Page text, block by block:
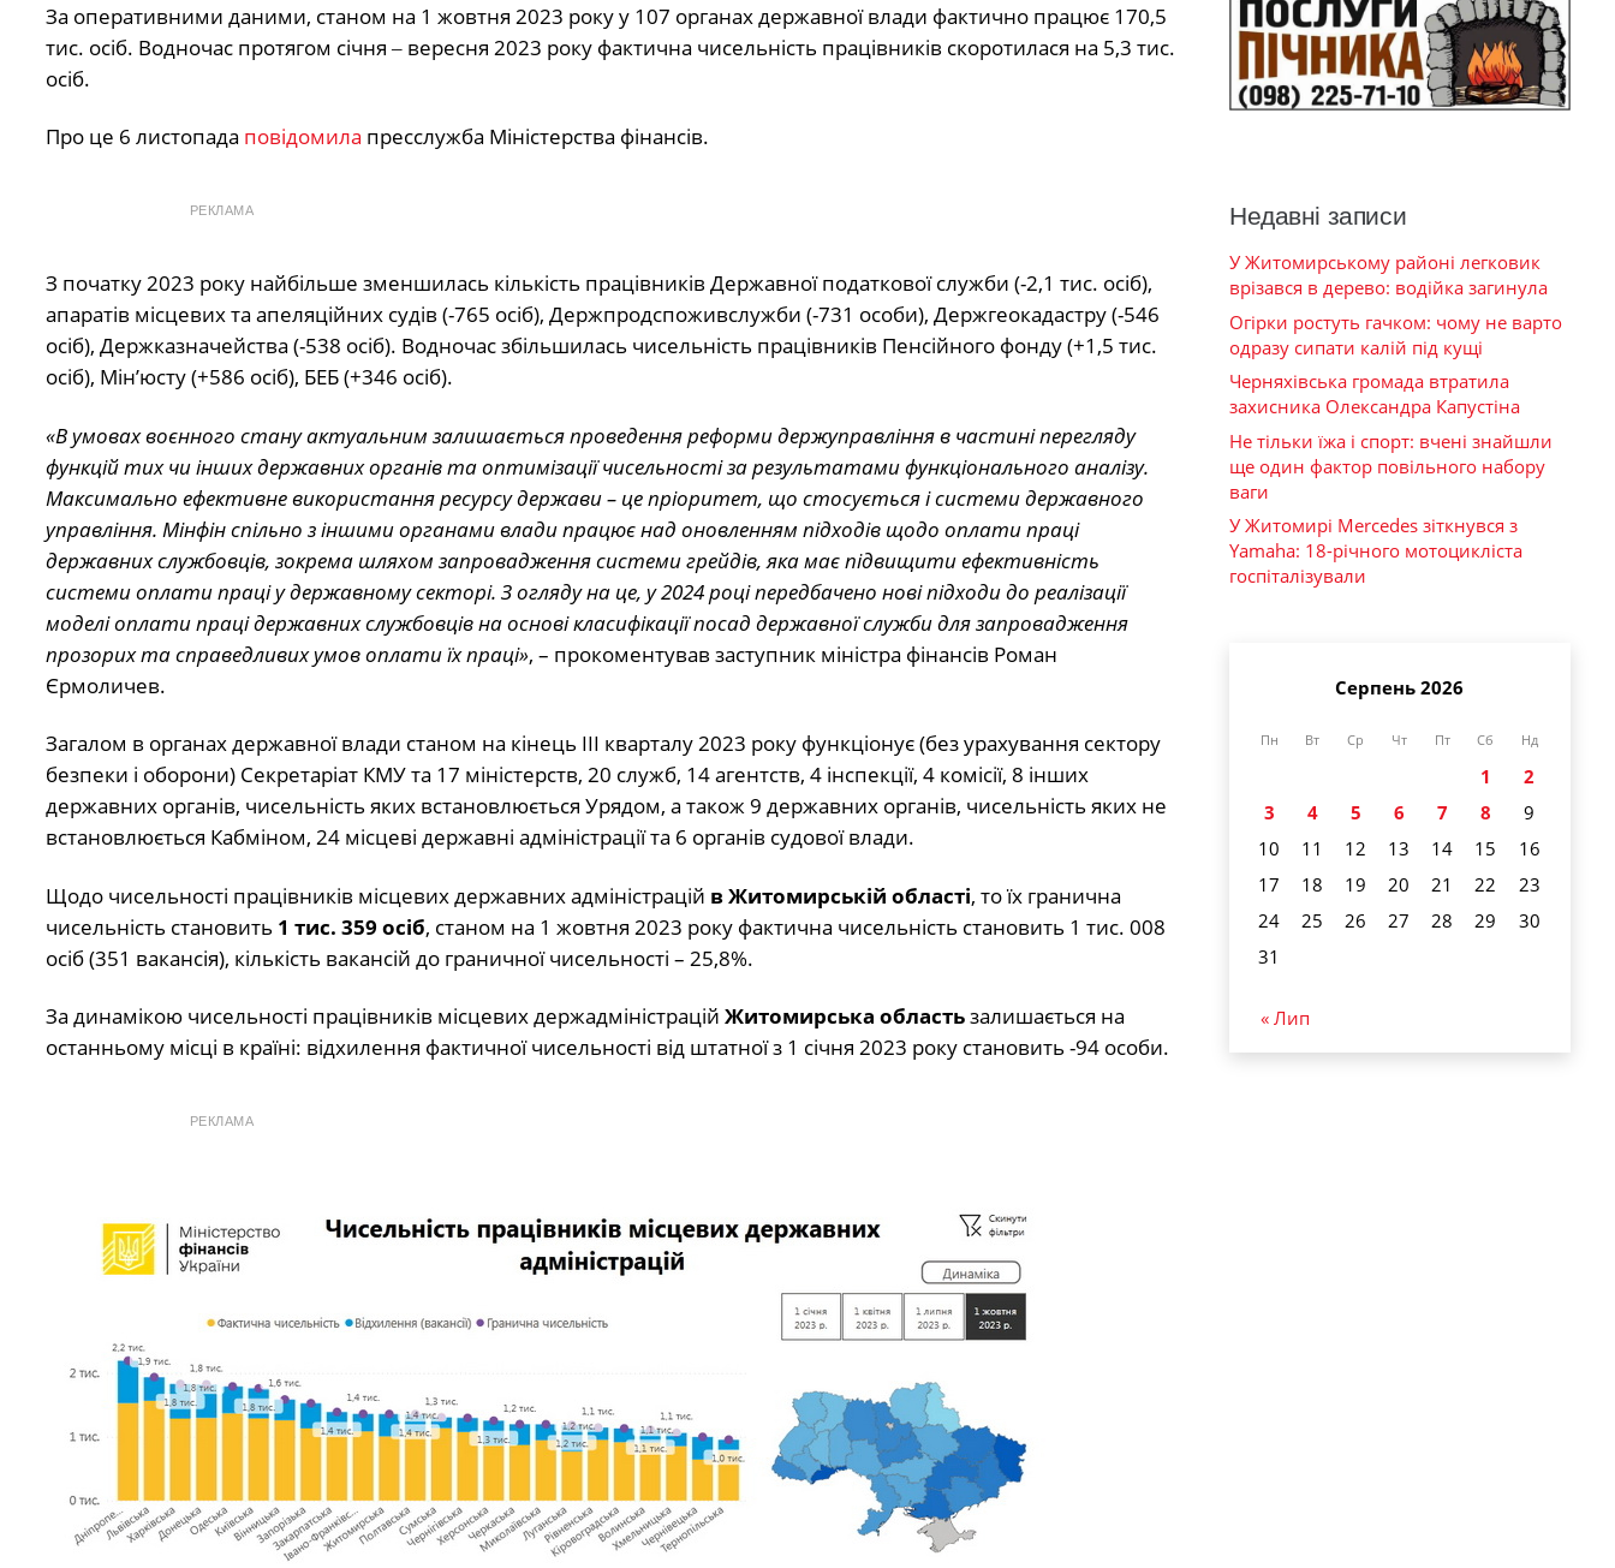
За оперативними даними, станом на 1 жовтня 2023 року у 107 органах державної влади фактично працює 170,5
тис. осіб. Водночас протягом січня ‒ вересня 2023 року фактична чисельність працівників скоротилася на 5,3 тис.
осіб.
Про це 6 листопада повідомила пресслужба Міністерства фінансів.
РЕКЛАМА
З початку 2023 року найбільше зменшилась кількість працівників Державної податкової служби (-2,1 тис. осіб),
апаратів місцевих та апеляційних судів (-765 осіб), Держпродспоживслужби (-731 особи), Держгеокадастру (-546
осіб), Держказначейства (-538 осіб). Водночас збільшилась чисельність працівників Пенсійного фонду (+1,5 тис.
осіб), Мін’юсту (+586 осіб), БЕБ (+346 осіб).
«В умовах воєнного стану актуальним залишається проведення реформи держуправління в частині перегляду
функцій тих чи інших державних органів та оптимізації чисельності за результатами функціонального аналізу.
Максимально ефективне використання ресурсу держави – це пріоритет, що стосується і системи державного
управління. Мінфін спільно з іншими органами влади працює над оновленням підходів щодо оплати праці
державних службовців, зокрема шляхом запровадження системи грейдів, яка має підвищити ефективність
системи оплати праці у державному секторі. З огляду на це, у 2024 році передбачено нові підходи до реалізації
моделі оплати праці державних службовців на основі класифікації посад державної служби для запровадження
прозорих та справедливих умов оплати їх праці», – прокоментував заступник міністра фінансів Роман
Єрмоличев.
Загалом в органах державної влади станом на кінець ІІІ кварталу 2023 року функціонує (без урахування сектору
безпеки і оборони) Секретаріат КМУ та 17 міністерств, 20 служб, 14 агентств, 4 інспекції, 4 комісії, 8 інших
державних органів, чисельність яких встановлюється Урядом, а також 9 державних органів, чисельність яких не
встановлюється Кабміном, 24 місцеві державні адміністрації та 6 органів судової влади.
Щодо чисельності працівників місцевих державних адміністрацій в Житомирській області, то їх гранична
чисельність становить 1 тис. 359 осіб, станом на 1 жовтня 2023 року фактична чисельність становить 1 тис. 008
осіб (351 вакансія), кількість вакансій до граничної чисельності – 25,8%.
За динамікою чисельності працівників місцевих держадміністрацій Житомирська областьзалишається на
останньому місці в країні: відхилення фактичної чисельності від штатної з 1 січня 2023 року становить -94 особи.
РЕКЛАМА
Недавні записи
У Житомирському районі легковик
врізався в дерево: водійка загинула
Огірки ростуть гачком: чому не варто
одразу сипати калій під кущі
Черняхівська громада втратила
захисника Олександра Капустіна
Не тільки їжа і спорт: вчені знайшли
ще один фактор повільного набору
ваги
У Житомирі Mercedes зіткнувся з
Yamaha: 18-річного мотоцикліста
госпіталізували
Серпень 2026
Пн Вт Ср Чт Пт Сб Нд
1
2
3
4 5 6 7 8
9
10
11 12 13 14 15
16
17
18 19 20 21 22
23
24
25 26 27 28 29
30
31
« Лип